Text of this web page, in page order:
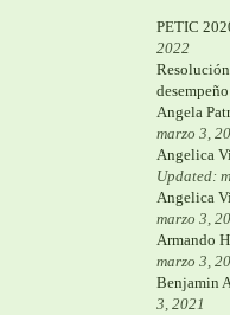
PETIC
2022
desempeño
Angela
marzo 3,
Angelica
Updated:
Angelica
marzo 3,
Armando
marzo 3,
Benjamin
3, 2021